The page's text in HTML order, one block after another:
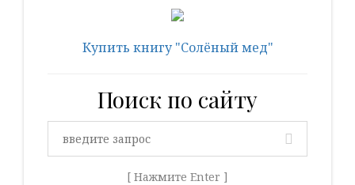
Купить книгу "Солёный мед"
Поиск по сайту
[ Нажмите Enter ]